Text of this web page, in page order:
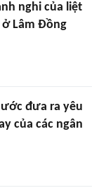
nghi của liệt
Lâm Đồng
đưa ra yêu
của các ngân